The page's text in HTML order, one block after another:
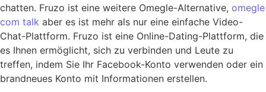
chatten. Fruzo ist eine weitere Omegle-Alternative, omegle
com talk aber es ist mehr als nur eine einfache Video-
Chat-Plattform. Fruzo ist eine Online-Dating-Plattform, die
es Ihnen ermöglicht, sich zu verbinden und Leute zu
treffen, indem Sie Ihr Facebook-Konto verwenden oder ein
brandneues Konto mit Informationen erstellen.